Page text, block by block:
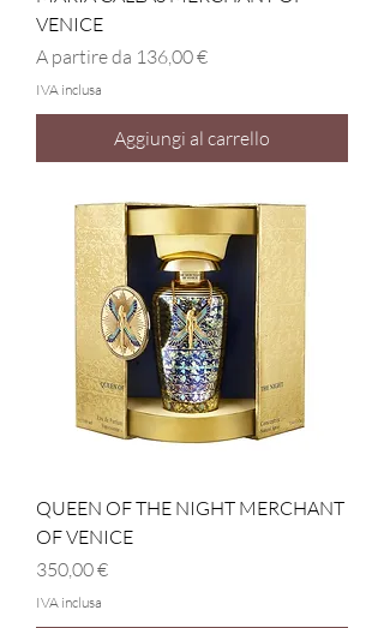
VENICE
A partire da 136,00 €
Prezzo scontato
IVA inclusa
Aggiungi al carrello
QUEEN OF THE NIGHT MERCHANT
OF VENICE
Prezzo
350,00 €
IVA inclusa